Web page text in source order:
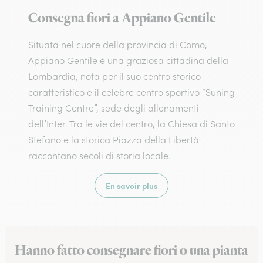
Consegna fiori a Appiano Gentile
Situata nel cuore della provincia di Como,
Appiano Gentile è una graziosa cittadina della
Lombardia, nota per il suo centro storico
caratteristico e il celebre centro sportivo “Suning
Training Centre”, sede degli allenamenti
dell’Inter. Tra le vie del centro, la Chiesa di Santo
Stefano e la storica Piazza della Libertà
raccontano secoli di storia locale.
En savoir plus
Hanno fatto consegnare fiori o una pianta